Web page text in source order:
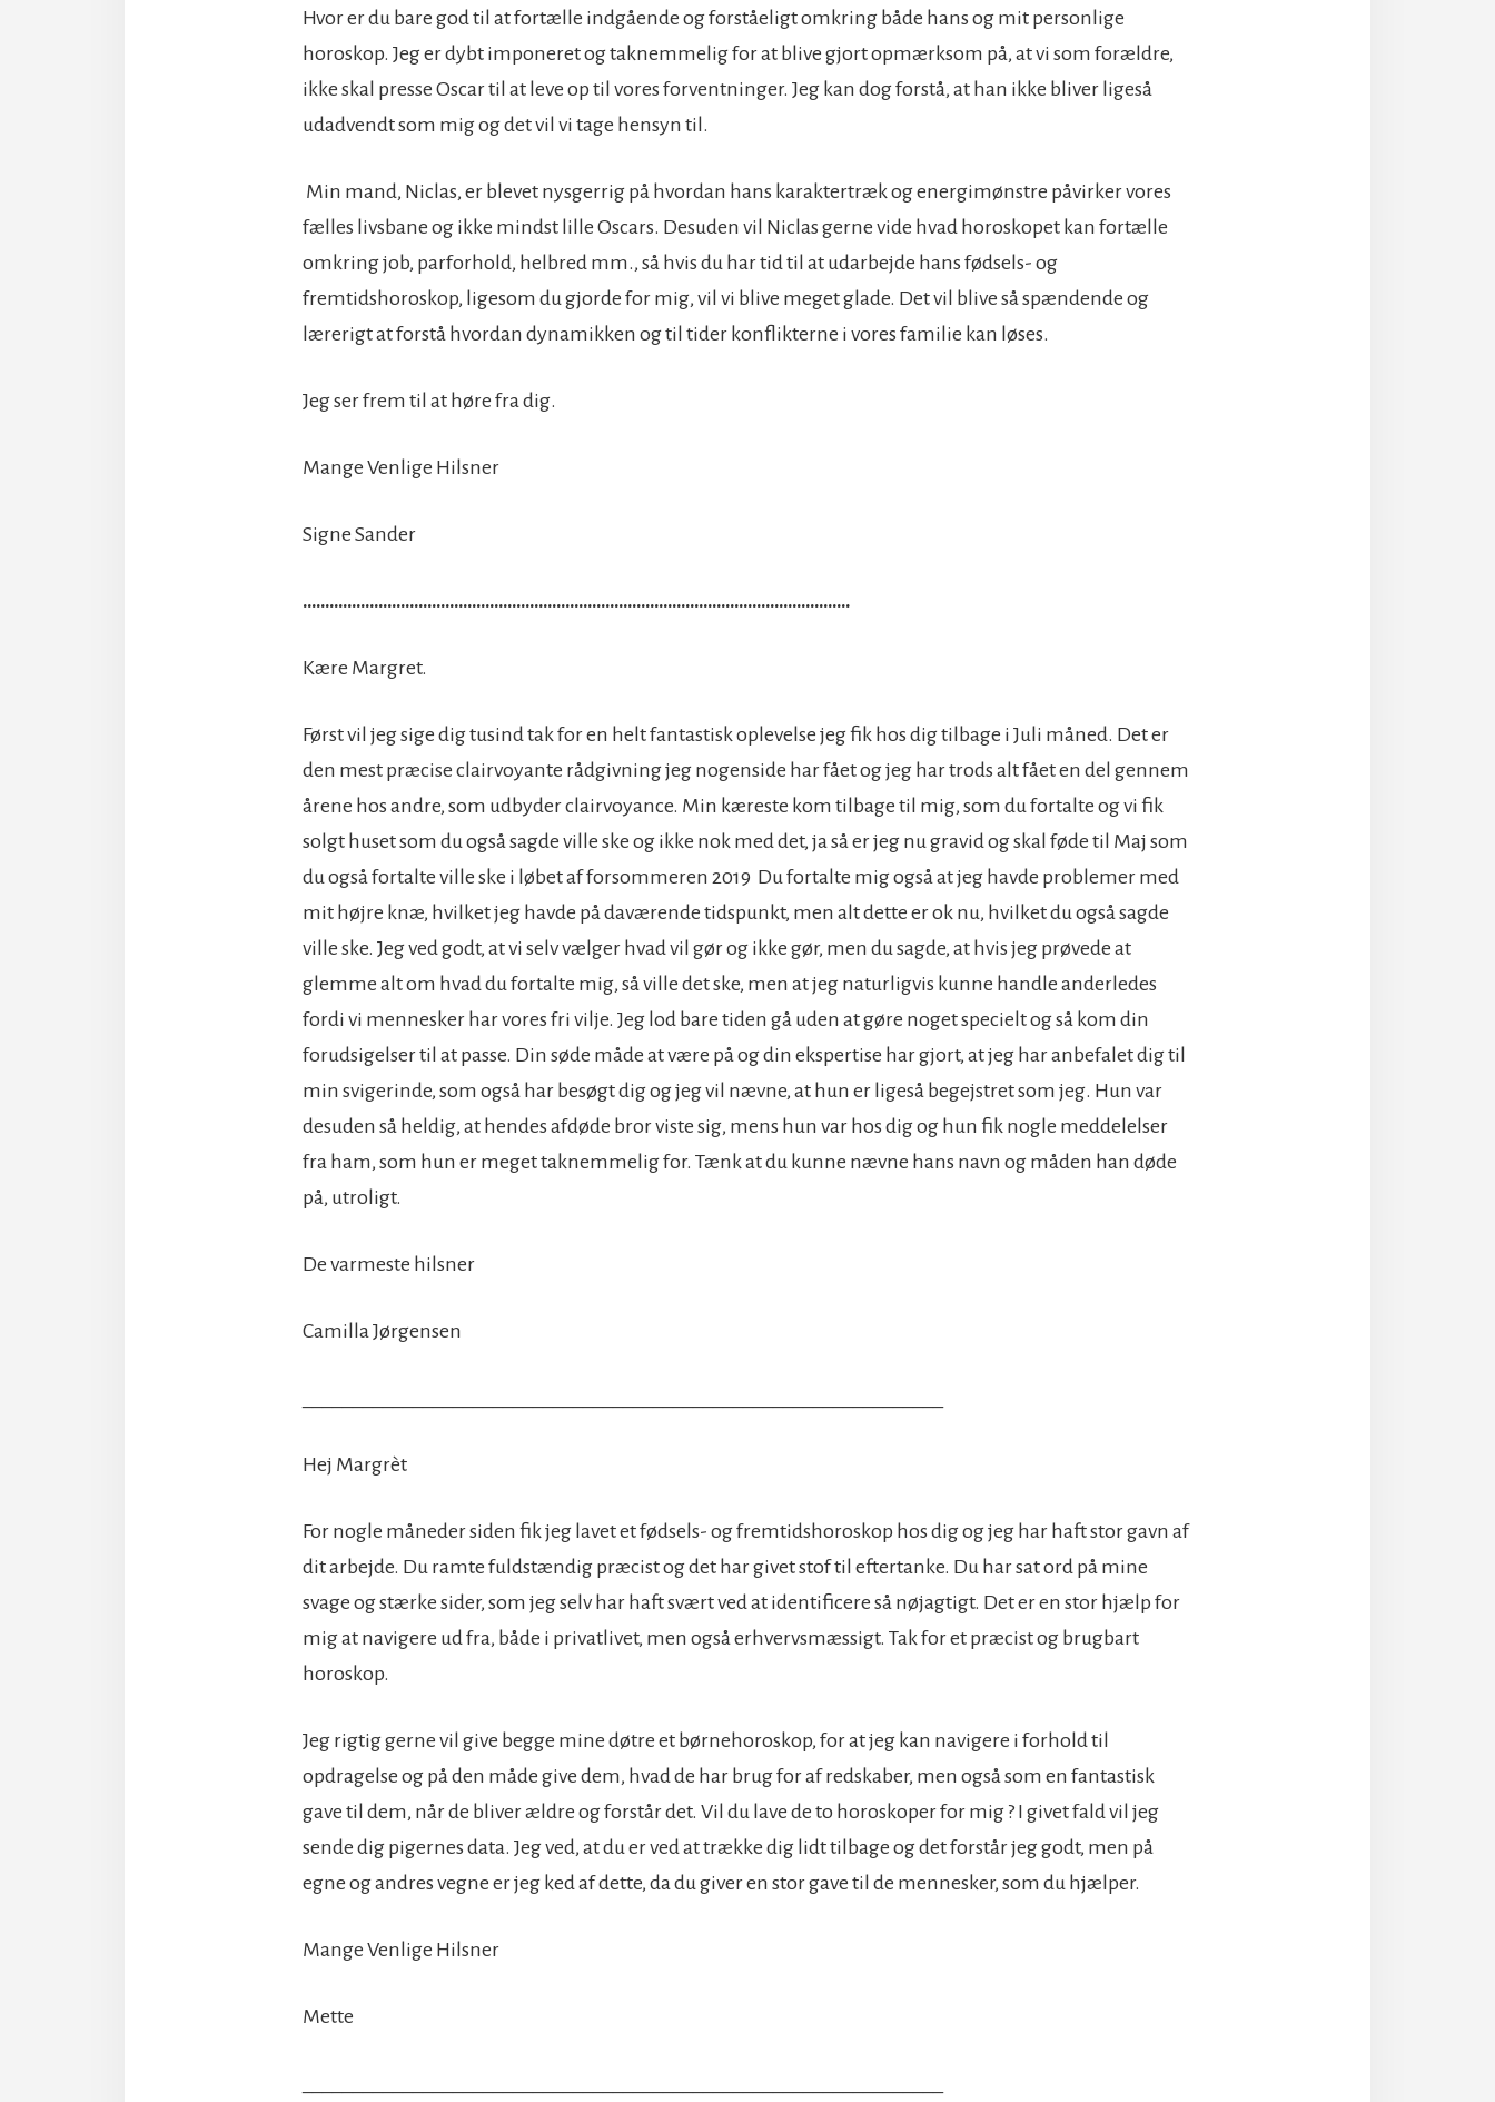
Hvor er du bare god til at fortælle indgående og forståeligt omkring både hans og mit personlige
horoskop. Jeg er dybt imponeret og taknemmelig for at blive gjort opmærksom på, at vi som forældre,
ikke skal presse Oscar til at leve op til vores forventninger. Jeg kan dog forstå, at han ikke bliver ligeså
udadvendt som mig og det vil vi tage hensyn til.
Min mand, Niclas, er blevet nysgerrig på hvordan hans karaktertræk og energimønstre påvirker vores
fælles livsbane og ikke mindst lille Oscars. Desuden vil Niclas gerne vide hvad horoskopet kan fortælle
omkring job, parforhold, helbred mm., så hvis du har tid til at udarbejde hans fødsels- og
fremtidshoroskop, ligesom du gjorde for mig, vil vi blive meget glade. Det vil blive så spændende og
lærerigt at forstå hvordan dynamikken og til tider konflikterne i vores familie kan løses.
Jeg ser frem til at høre fra dig.
Mange Venlige Hilsner
Signe Sander
……………………………………………………………………………………………………………
Kære Margret.
Først vil jeg sige dig tusind tak for en helt fantastisk oplevelse jeg fik hos dig tilbage i Juli måned. Det er
den mest præcise clairvoyante rådgivning jeg nogenside har fået og jeg har trods alt fået en del gennem
årene hos andre, som udbyder clairvoyance. Min kæreste kom tilbage til mig, som du fortalte og vi fik
solgt huset som du også sagde ville ske og ikke nok med det, ja så er jeg nu gravid og skal føde til Maj som
du også fortalte ville ske i løbet af forsommeren 2019 Du fortalte mig også at jeg havde problemer med
mit højre knæ, hvilket jeg havde på daværende tidspunkt, men alt dette er ok nu, hvilket du også sagde
ville ske. Jeg ved godt, at vi selv vælger hvad vil gør og ikke gør, men du sagde, at hvis jeg prøvede at
glemme alt om hvad du fortalte mig, så ville det ske, men at jeg naturligvis kunne handle anderledes
fordi vi mennesker har vores fri vilje. Jeg lod bare tiden gå uden at gøre noget specielt og så kom din
forudsigelser til at passe. Din søde måde at være på og din ekspertise har gjort, at jeg har anbefalet dig til
min svigerinde, som også har besøgt dig og jeg vil nævne, at hun er ligeså begejstret som jeg. Hun var
desuden så heldig, at hendes afdøde bror viste sig, mens hun var hos dig og hun fik nogle meddelelser
fra ham, som hun er meget taknemmelig for. Tænk at du kunne nævne hans navn og måden han døde
på, utroligt.
De varmeste hilsner
Camilla Jørgensen
Hej Margrèt
For nogle måneder siden fik jeg lavet et fødsels- og fremtidshoroskop hos dig og jeg har haft stor gavn af
dit arbejde. Du ramte fuldstændig præcist og det har givet stof til eftertanke. Du har sat ord på mine
svage og stærke sider, som jeg selv har haft svært ved at identificere så nøjagtigt. Det er en stor hjælp for
mig at navigere ud fra, både i privatlivet, men også erhvervsmæssigt. Tak for et præcist og brugbart
horoskop.
Jeg rigtig gerne vil give begge mine døtre et børnehoroskop, for at jeg kan navigere i forhold til
opdragelse og på den måde give dem, hvad de har brug for af redskaber, men også som en fantastisk
gave til dem, når de bliver ældre og forstår det. Vil du lave de to horoskoper for mig ? I givet fald vil jeg
sende dig pigernes data. Jeg ved, at du er ved at trække dig lidt tilbage og det forstår jeg godt, men på
egne og andres vegne er jeg ked af dette, da du giver en stor gave til de mennesker, som du hjælper.
Mange Venlige Hilsner
Mette